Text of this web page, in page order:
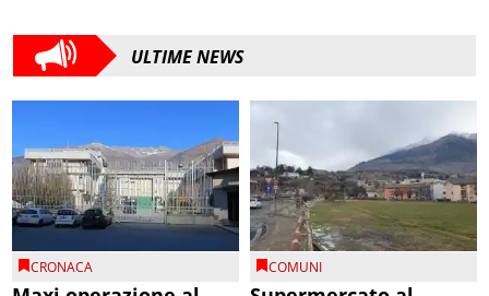
ULTIME NEWS
CRONACA COMUNI